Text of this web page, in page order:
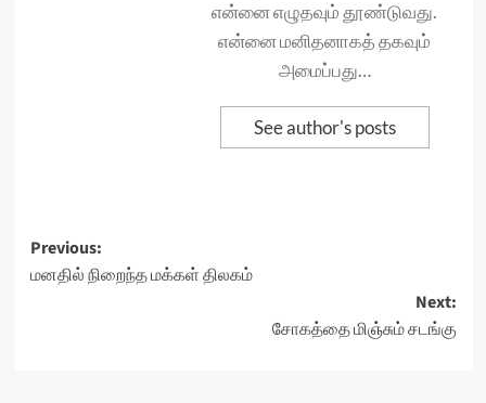
என்னை எழுதவும் தூண்டுவது.
என்னை மனிதனாகத் தகவும்
அமைப்பது…
See author's posts
Post
navigation
Previous:
மனதில் நிறைந்த மக்கள் திலகம்
Next:
சோகத்தை மிஞ்சும் சடங்கு